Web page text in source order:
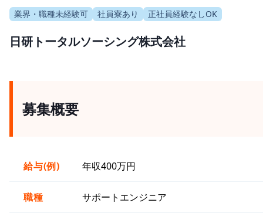
業界・職種未経験可 社員寮あり 正社員経験なしOK
日研トータルソーシング株式会社
募集概要
給与(例) 年収400万円
職種 サポートエンジニア